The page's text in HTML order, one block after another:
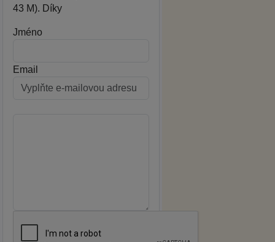
43 M). Díky
Jméno
Email